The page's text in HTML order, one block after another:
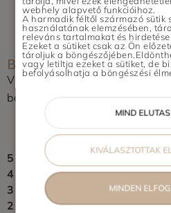
Dunaharaszti,
Halásztelek,
Vidék: Pécs, Szeged,
Tiszasziget, Deszk,
Győr
BOLT ÉRTÉKELÉSE
Vásároltál az üzletben?
boltot és írj pár soros
5
4
3
2
webhely alapvető funkcióihoz.
A harmadik féltől származó sütik
használatának elemzésében,
releváns tartalmakat és
Ezeket a sütiket csak az Ön
tároljuk a
vagy letiltja ezeket a sütiket, de
befolyásolhatja a böngészési
MIND
KIVÁLASZTOTTAK
MINDEN